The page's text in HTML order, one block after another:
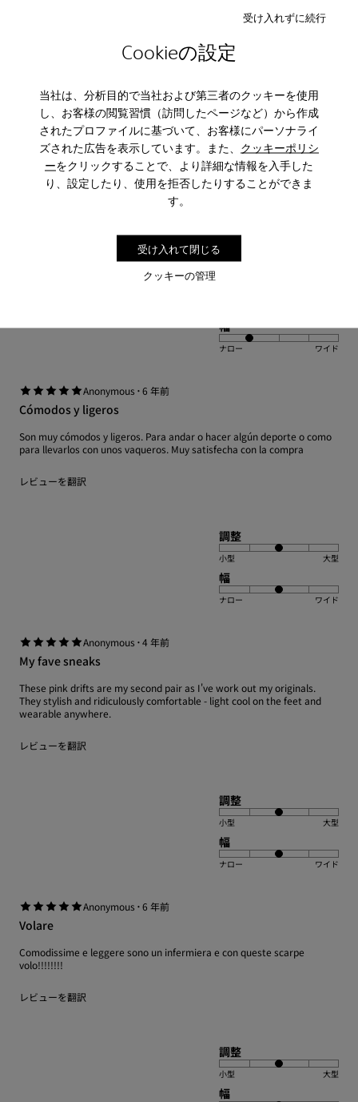
Cookieの設定
当社は、分析目的で当社および第三者のクッキーを使用
し、お客様の閲覧習慣（訪問したページなど）から作成
されたプロファイルに基づいて、お客様にパーソナライ
ズされた広告を表示しています。また、 クッキーポリシ
ーをクリックすることで、より詳細な情報を入手した
り、設定したり、使用を拒否したりすることができま
す。
クッキーの管理
受け入れずに続行
受け入れて閉じる
小型
ナロー ワイド
Anonymous·5 年前
neon pops!
The color pops and the fit is comfortable. Love that recyclable
materials were uses for the uppers!
幅
ナロー ワイド
Anonymous ·6 年前
Cómodos y ligeros
Son muy cómodos y ligeros. Para andar o hacer algún deporte o como
para llevarlos con unos vaqueros. Muy satisfecha con la compra
レビューを翻訳
調整
小型 大型
幅
ナロー ワイド
Anonymous ·4 年前
My fave sneaks
These pink drifts are my second pair as I've work out my originals.
They stylish and ridiculously comfortable - light cool on the feet and
wearable anywhere.
レビューを翻訳
調整
小型 大型
幅
ナロー ワイド
Anonymous ·6 年前
Volare
Comodissime e leggere sono un infermiera e con queste scarpe
volo!!!!!!!!
レビューを翻訳
調整
小型 大型
幅